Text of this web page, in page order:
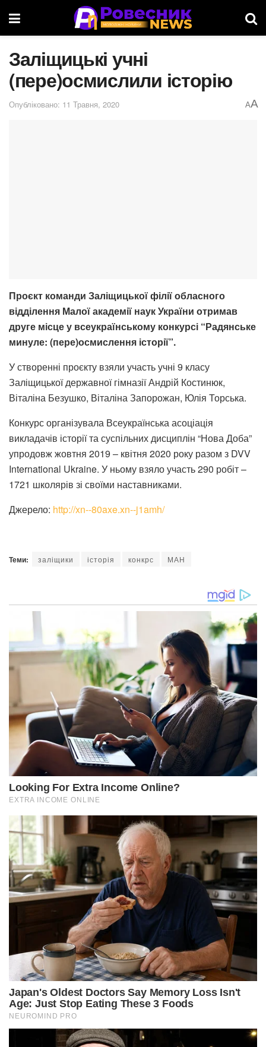
Заліщицькі учні
(пере)осмислили історію
Опубліковано: 11 Травня, 2020 AA
Проєкт команди Заліщицької філії обласного
відділення Малої академії наук України отримав
друге місце у всеукраїнському конкурсі “Радянське
минуле: (пере)осмислення історії”.
У створенні проєкту взяли участь учні 9 класу
Заліщицької державної гімназії Андрій Костинюк,
Віталіна Безушко, Віталіна Запорожан, Юлія Торська.
Конкурс організувала Всеукраїнська асоціація
викладачів історії та суспільних дисциплін “Нова Доба”
упродовж жовтня 2019 – квітня 2020 року разом з DVV
International Ukraine. У ньому взяло участь 290 робіт –
1721 школярів зі своїми наставниками.
Джерело: http://xn--80axe.xn--j1amh/
Теми: заліщики історія конкрс МАН